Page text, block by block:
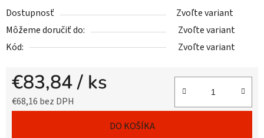
Dostupnosť
Zvoľte variant
Môžeme doručiť do:
Zvoľte variant
Kód:
Zvoľte variant
€83,84/ ks
€68,16 bez DPH
DO KOŠÍKA